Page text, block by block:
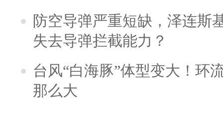
防空导弹严重短缺，泽连斯
失去导弹拦截能力？
台风“白海豚”体型变大！环
那么大